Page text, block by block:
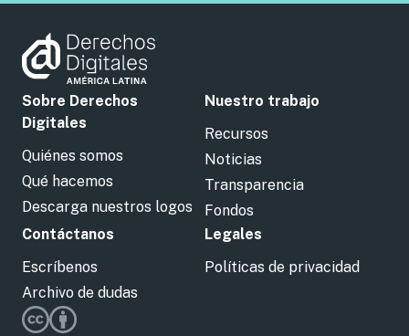
Sobre Derechos
Digitales
Quiénes somos
Qué hacemos
Descarga nuestros logos
Nuestro trabajo
Recursos
Noticias
Transparencia
Fondos
Contáctanos
Escríbenos
Archivo de dudas
Legales
Políticas de privacidad